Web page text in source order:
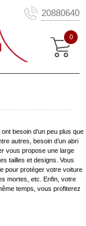
20880640
0
besoin d’un peu plus que
autres, besoin d’un abri
vous propose une large
tailles et designs. Vous
pour protéger votre voiture
mortes, etc. Enfin, votre
temps, vous profiterez